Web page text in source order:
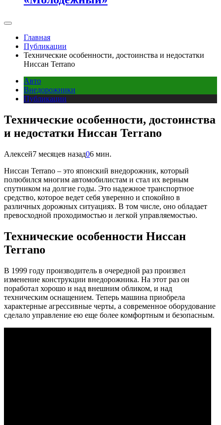
Главная
Публикации
Технические особенности, достоинства и недостатки
Ниссан Terrano
Авто
Внедорожники
Публикации
Технические особенности, достоинства
и недостатки Ниссан Terrano
Алексей7 месяцев назад06 мин.
Ниссан Terrano – это японский внедорожник, который
полюбился многим автомобилистам и стал их верным
спутником на долгие годы. Это надежное транспортное
средство, которое ведет себя уверенно и спокойно в
различных дорожных ситуациях. В том числе, оно обладает
превосходной проходимостью и легкой управляемостью.
Технические особенности Ниссан
Terrano
В 1999 году производитель в очередной раз произвел
изменение конструкции внедорожника. На этот раз он
поработал хорошо и над внешним обликом, и над
техническим оснащением. Теперь машина приобрела
характерные агрессивные черты, а современное оборудование
сделало управление ею еще более комфортным и безопасным.